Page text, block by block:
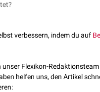
verbessern, indem du auf
Flexikon-
helfen uns, den Artikel